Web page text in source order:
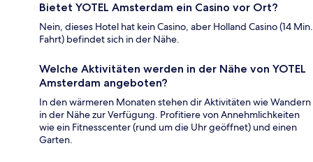
Bietet YOTEL Amsterdam ein Casino vor Ort?
Nein, dieses Hotel hat kein Casino, aber Holland Casino (14 Min.
Fahrt) befindet sich in der Nähe.
Welche Aktivitäten werden in der Nähe von YOTEL
Amsterdam angeboten?
In den wärmeren Monaten stehen dir Aktivitäten wie Wandern
in der Nähe zur Verfügung. Profitiere von Annehmlichkeiten
wie ein Fitnesscenter (rund um die Uhr geöffnet) und einen
Garten.